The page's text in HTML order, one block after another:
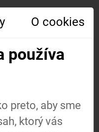
O cookies
používa
preto, aby sme
ktorý vás